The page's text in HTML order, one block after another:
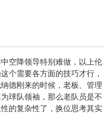
空降领导特别难做，以上伦
个需要各方面的技巧才行，
德刚来的时候，老板、管理
球队领袖，那么老队员是不
的复杂性了，换位思考其实